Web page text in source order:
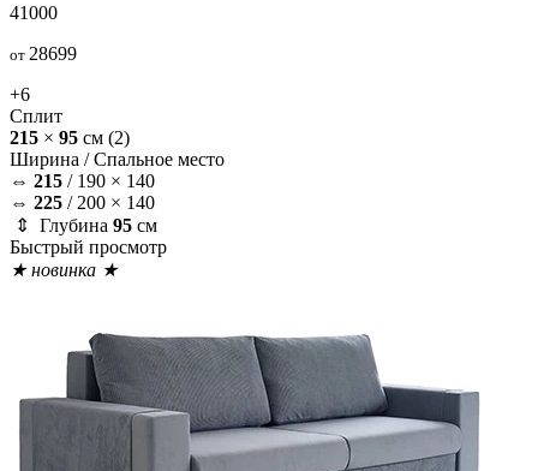
41000
от 28699
+6
Сплит
215 × 95 см (2)
Ширина /Спальное место
⇔ 215 / 190 × 140
⇔ 225 / 200 × 140
⇕ Глубина 95 см
Быстрый просмотр
★ новинка ★